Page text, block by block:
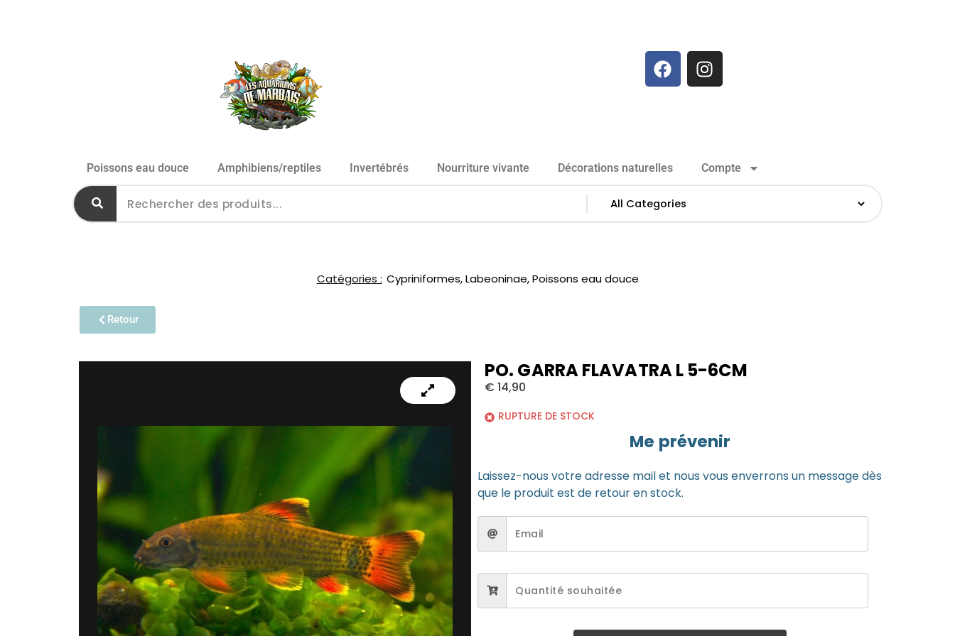
Poissons eau douce Amphibiens/reptiles Invertébrés Nourriture vivante Décorations naturelles Compte
Catégories : Cypriniformes,Labeoninae,Poissons eau douce
Retour
PO. GARRA FLAVATRA L 5-6CM
€ 14,90
RUPTURE DE STOCK
Me prévenir
Laissez-nous votre adresse mail et nous vous enverrons un message dès
que le produit est de retour en stock.